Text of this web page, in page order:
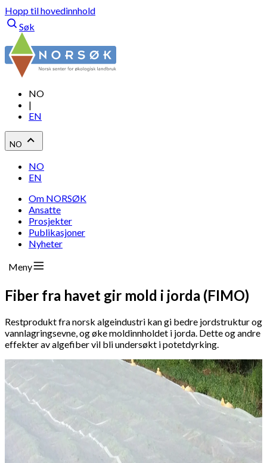
Hopp til hovedinnhold
Søk
NO
|
EN
NO
NO
EN
Om NORSØK
Ansatte
Prosjekter
Publikasjoner
Nyheter
Meny
Fiber fra havet gir mold i jorda (FIMO)
Restprodukt fra norsk algeindustri kan gi bedre jordstruktur og
vannlagringsevne, og øke moldinnholdet i jorda. Dette og andre
effekter av algefiber vil bli undersøkt i potetdyrking.